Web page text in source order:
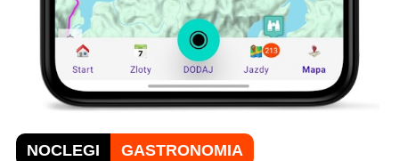
NOCLEGI GASTRONOMIA